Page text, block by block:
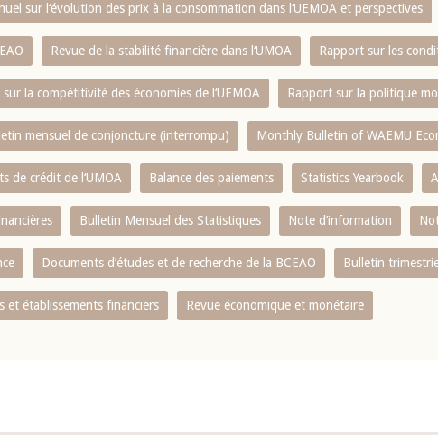
sur l‘évolution des prix à la consommation dans l‘UEMOA et perspectives
Revue de la stabilité financière dans l‘UMOA Rapport sur les
la compétitivité des économies de l‘UEMOA Rapport sur la politique
mensuel de conjoncture (interrompu) Monthly Bulletin of WAEMU
de crédit de l‘UMOA Balance des paiements Statistics Yearbook
Bulletin Mensuel des Statistiques Note d’information
Documents d’études et de recherche de la BCEAO Bulletin
et établissements financiers Revue économique et monétaire